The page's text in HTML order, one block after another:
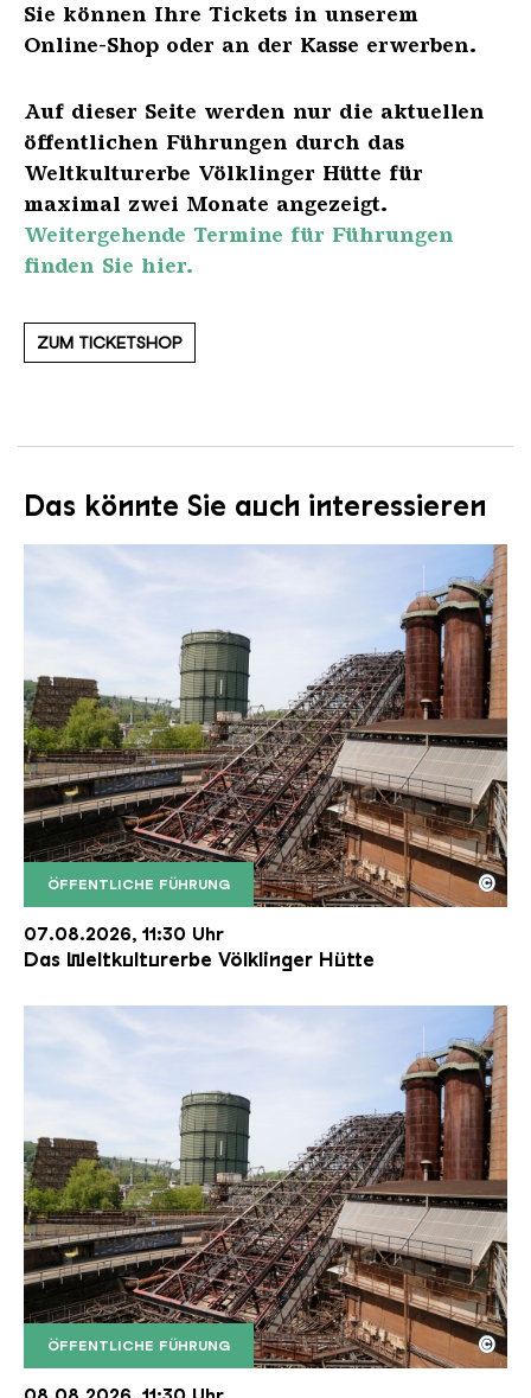
Sie können Ihre Tickets in unserem
Online-Shop oder an der Kasse erwerben.
Auf dieser Seite werden nur die aktuellen
öffentlichen Führungen durch das
Weltkulturerbe Völklinger Hütte für
maximal zwei Monate angezeigt.
Weitergehende Termine für Führungen
finden Sie hier.
ZUM TICKETSHOP
Das könnte Sie auch interessieren
ÖFFENTLICHE FÜHRUNG
Der Erzschrägaufzug der Völklinger Hütte mit
Copyright: Weltkulturerbe Völklinger Hütte | Karl
©
07.08.2026, 11:30 Uhr
Das Weltkulturerbe Völklinger Hütte
ÖFFENTLICHE FÜHRUNG
Der Erzschrägaufzug der Völklinger Hütte mit
Copyright: Weltkulturerbe Völklinger Hütte | Karl
©